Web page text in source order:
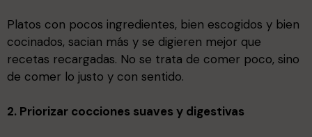
Platos con pocos ingredientes, bien escogidos y bien
cocinados, sacian más y se digieren mejor que
recetas recargadas. No se trata de comer poco, sino
de comer lo justo y con sentido.
2. Priorizar cocciones suaves y digestivas